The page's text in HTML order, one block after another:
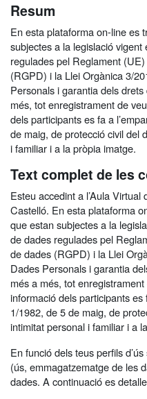
Resum
En esta plataforma on-line es
subjectes a la legislació
regulades pel Reglament
(RGPD) i la Llei Orgànica 3/
Personals i garantia dels
més, tot enregistrament de
dels participants es fa a
de maig, de protecció civil del
i familiar i a la pròpia imatge.
Text complet de les
Esteu accedint a l’Aula
Castelló. En esta plataforma
que estan subjectes a la
de dades regulades pel
de dades (RGPD) i la Llei
Dades Personals i garantia
més a més, tot
informació dels participants es
1/1982, de 5 de maig, de
intimitat personal i familiar i a
En funció dels teus perfils
(ús, emmagatzematge de les
dades. A continuació es